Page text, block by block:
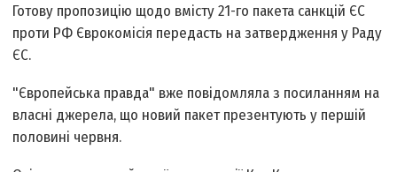
Готову пропозицію щодо вмісту 21-го пакета санкцій ЄС
проти РФ Єврокомісія передасть на затвердження у Раду
ЄС.
"Європейська правда" вже повідомляла з посиланням на
власні джерела, що новий пакет презентують у першій
половині червня.